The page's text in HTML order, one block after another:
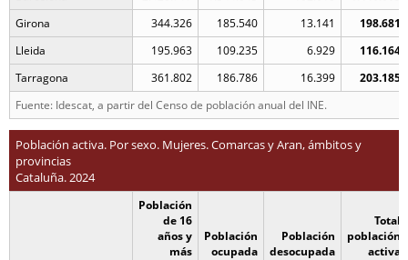
Girona
344.326 185.540 13.141
198.681
Lleida
195.963 109.235 6.929
116.164
Tarragona
361.802 186.786 16.399
203.185
Fuente: Idescat, a partir del Censo de población anual del INE.
Población activa. Por sexo. Mujeres. Comarcas y Aran, ámbitos y
provincias
Cataluña. 2024
Población
de 16
años y
más
Población
ocupada
Población
desocupada
Total
población
activa